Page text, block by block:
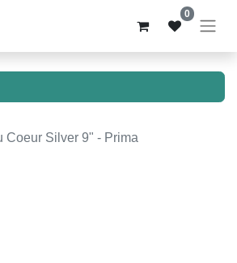
0
Coeur Silver 9" - Prima